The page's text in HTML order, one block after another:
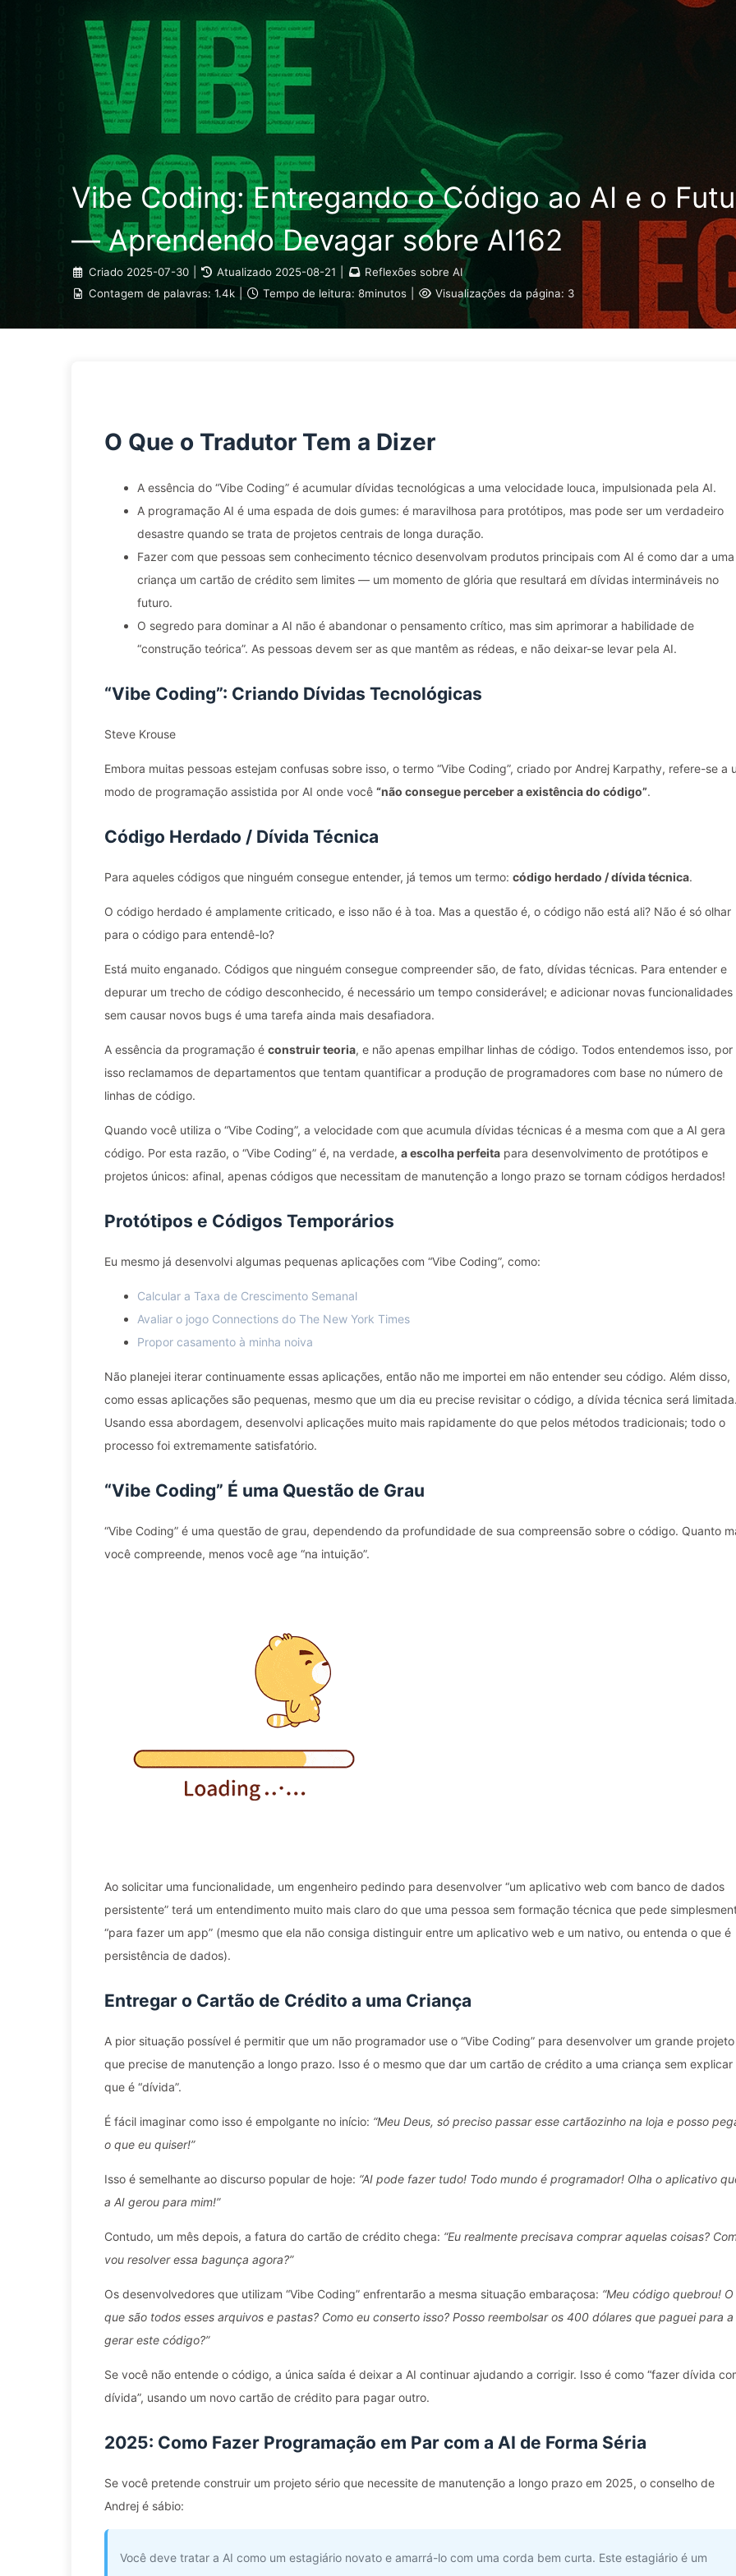
O Caminho para a Transformação com IA
Vibe Coding: Entregando o Código ao AI e o
— Aprendendo Devagar sobre AI162
Criado 2025-07-30 Atualizado 2025-08-21
Reflexões sobre AI
Contagem de palavras: 1.4k Tempo de leitura: 8minutos Visualizações da página: 3
O Que o Tradutor Tem a Dizer
A essência do “Vibe Coding” é acumular dívidas tecnológicas a uma velocidade louca, impulsionada pela AI.
A programação AI é uma espada de dois gumes: é maravilhosa para protótipos, mas pode ser um verdadeiro
desastre quando se trata de projetos centrais de longa duração.
Fazer com que pessoas sem conhecimento técnico desenvolvam produtos principais com AI é como dar a uma
criança um cartão de crédito sem limites — um momento de glória que resultará em dívidas intermináveis no
futuro.
O segredo para dominar a AI não é abandonar o pensamento crítico, mas sim aprimorar a habilidade de
“construção teórica”. As pessoas devem ser as que mantêm as rédeas, e não deixar-se levar pela AI.
“Vibe Coding”: Criando Dívidas Tecnológicas
Steve Krouse
Embora muitas pessoas estejam confusas sobre isso, o termo “Vibe Coding”, criado por Andrej Karpathy, refere-se a
modo de programação assistida por AI onde você “não consegue perceber a existência do código”.
Código Herdado / Dívida Técnica
Para aqueles códigos que ninguém consegue entender, já temos um termo: código herdado / dívida técnica.
O código herdado é amplamente criticado, e isso não é à toa. Mas a questão é, o código não está ali? Não é só olhar
para o código para entendê-lo?
Está muito enganado. Códigos que ninguém consegue compreender são, de fato, dívidas técnicas. Para entender e
depurar um trecho de código desconhecido, é necessário um tempo considerável; e adicionar novas funcionalidades
sem causar novos bugs é uma tarefa ainda mais desafiadora.
A essência da programação é construir teoria, e não apenas empilhar linhas de código. Todos entendemos isso, por
isso reclamamos de departamentos que tentam quantificar a produção de programadores com base no número de
linhas de código.
Quando você utiliza o “Vibe Coding”, a velocidade com que acumula dívidas técnicas é a mesma com que a AI gera
código. Por esta razão, o “Vibe Coding” é, na verdade, a escolha perfeita para desenvolvimento de protótipos e
projetos únicos: afinal, apenas códigos que necessitam de manutenção a longo prazo se tornam códigos herdados!
Protótipos e Códigos Temporários
Eu mesmo já desenvolvi algumas pequenas aplicações com “Vibe Coding”, como:
Calcular a Taxa de Crescimento Semanal
Avaliar o jogo Connections do The New York Times
Propor casamento à minha noiva
Não planejei iterar continuamente essas aplicações, então não me importei em não entender seu código. Além disso,
como essas aplicações são pequenas, mesmo que um dia eu precise revisitar o código, a dívida técnica será limitada.
Usando essa abordagem, desenvolvi aplicações muito mais rapidamente do que pelos métodos tradicionais; todo o
processo foi extremamente satisfatório.
“Vibe Coding” É uma Questão de Grau
“Vibe Coding” é uma questão de grau, dependendo da profundidade de sua compreensão sobre o código. Quanto
você compreende, menos você age “na intuição”.
Ao solicitar uma funcionalidade, um engenheiro pedindo para desenvolver “um aplicativo web com banco de dados
persistente” terá um entendimento muito mais claro do que uma pessoa sem formação técnica que pede
“para fazer um app” (mesmo que ela não consiga distinguir entre um aplicativo web e um nativo, ou entenda o que é
persistência de dados).
Entregar o Cartão de Crédito a uma Criança
A pior situação possível é permitir que um não programador use o “Vibe Coding” para desenvolver um grande projeto
que precise de manutenção a longo prazo. Isso é o mesmo que dar um cartão de crédito a uma criança sem explicar
que é “dívida”.
É fácil imaginar como isso é empolgante no início: “Meu Deus, só preciso passar esse cartãozinho na loja e posso
o que eu quiser!”
Isso é semelhante ao discurso popular de hoje: “AI pode fazer tudo! Todo mundo é programador! Olha o aplicativo
a AI gerou para mim!”
Contudo, um mês depois, a fatura do cartão de crédito chega: “Eu realmente precisava comprar aquelas coisas?
vou resolver essa bagunça agora?”
Os desenvolvedores que utilizam “Vibe Coding” enfrentarão a mesma situação embaraçosa: “Meu código quebrou! O
que são todos esses arquivos e pastas? Como eu conserto isso? Posso reembolsar os 400 dólares que paguei para a
gerar este código?”
Se você não entende o código, a única saída é deixar a AI continuar ajudando a corrigir. Isso é como “fazer dívida
dívida”, usando um novo cartão de crédito para pagar outro.
2025: Como Fazer Programação em Par com a AI de Forma Séria
Se você pretende construir um projeto sério que necessite de manutenção a longo prazo em 2025, o conselho de
Andrej é sábio:
Você deve tratar a AI como um estagiário novato e amarrá-lo com uma corda bem curta. Este estagiário é um